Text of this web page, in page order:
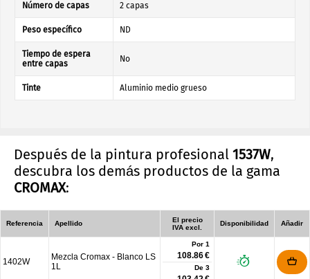
Número de capas 2 capas
Peso específico ND
Tiempo de espera
entre capas
No
Tinte Aluminio medio grueso
Después de la pintura profesional 1537W,
descubra los demás productos de la gama
CROMAX:
Referencia Apellido
El precio
IVA excl.
Disponibilidad Añadir
1402W
Mezcla Cromax - Blanco LS
1L
Por 1
108.86 €
De 3